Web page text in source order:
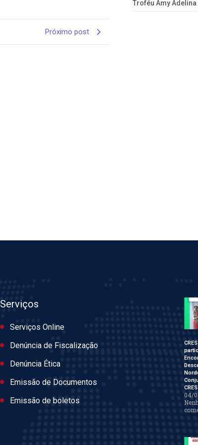
Troféu Amy Adelina
Próximo post
Serviços
Serviços Online
Denúncia de Fiscalização
Denúncia Ética
Emissão de Documentos
Emissão de boletos
04/